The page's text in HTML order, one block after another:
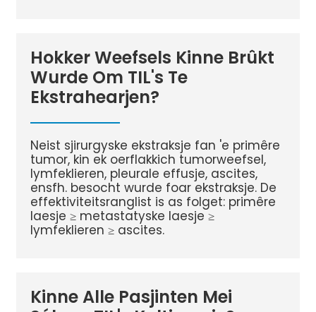
Hokker Weefsels Kinne Brûkt
Wurde Om TIL's Te
Ekstrahearjen?
Neist sjirurgyske ekstraksje fan 'e primêre
tumor, kin ek oerflakkich tumorweefsel,
lymfeklieren, pleurale effusje, ascites,
ensfh. besocht wurde foar ekstraksje. De
effektiviteitsranglist is as folget: primêre
laesje ≥ metastatyske laesje ≥
lymfeklieren ≥ ascites.
Kinne Alle Pasjinten Mei